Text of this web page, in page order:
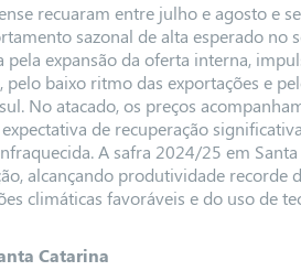
recuaram entre julho e agosto e
sazonal de alta esperado no
expansão da oferta interna,
baixo ritmo das exportações e
No atacado, os preços
de recuperação
A safra 2024/25 em
alcançando produtividade recorde
climáticas favoráveis e do uso de
Catarina